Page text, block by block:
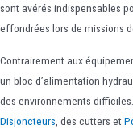
sont avérés indispensables
effondrées lors de missions
Contrairement aux
un bloc d’alimentation
des environnements
Disjoncteurs, des cutters et